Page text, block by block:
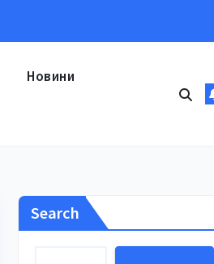
Новини
Search